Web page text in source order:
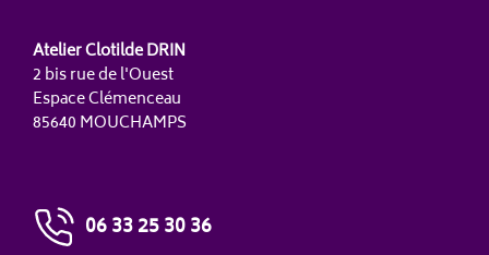
Atelier Clotilde DRIN
2 bis rue de l'Ouest
Espace Clémenceau
85640 MOUCHAMPS
06 33 25 30 36